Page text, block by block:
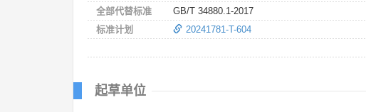
全部代替标准
GB/T 34880.1-2017
标准计划
20241781-T-604
起草单位